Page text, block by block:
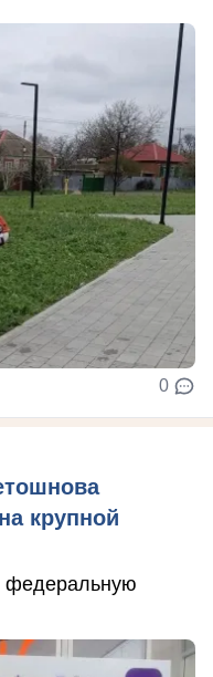
0
крупной
федеральную